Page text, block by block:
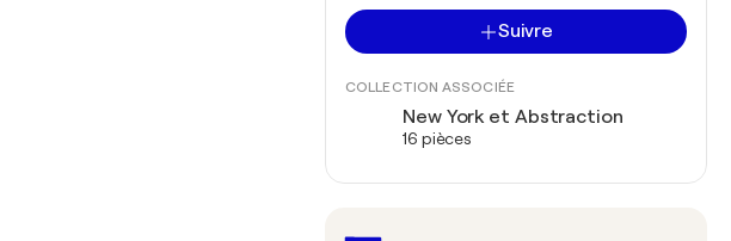
Suivre
COLLECTION ASSOCIÉE
New York et Abstraction
16 pièces